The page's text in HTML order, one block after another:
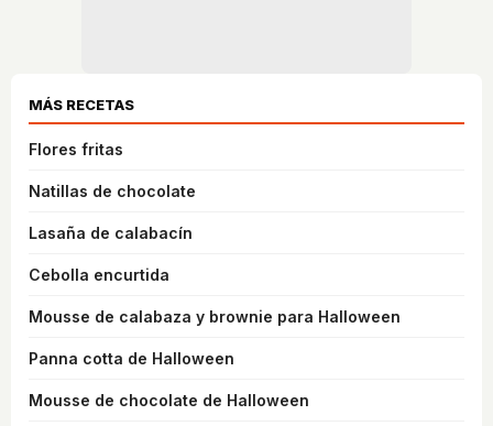
MÁS RECETAS
Flores fritas
Natillas de chocolate
Lasaña de calabacín
Cebolla encurtida
Mousse de calabaza y brownie para Halloween
Panna cotta de Halloween
Mousse de chocolate de Halloween